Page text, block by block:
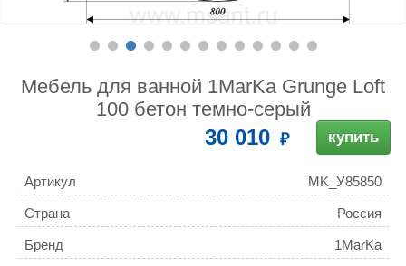
Мебель для ванной 1MarKa Grunge Loft
100 бетон темно-серый
30 010 купить
Артикул MK_У85850
Страна Россия
Бренд 1MarKa